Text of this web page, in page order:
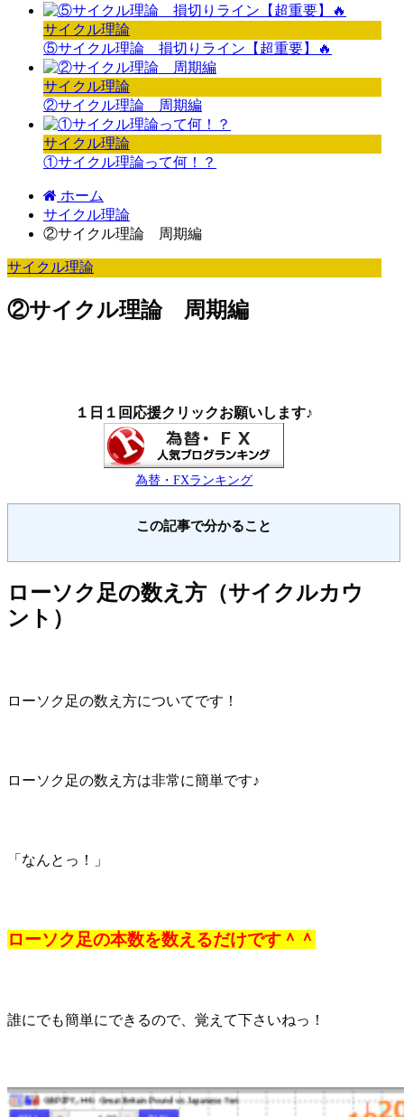
サイクル理論
⑤サイクル理論 損切りライン【超重要】🔥
サイクル理論
②サイクル理論 周期編
サイクル理論
①サイクル理論って何！？
ホーム
サイクル理論
②サイクル理論 周期編
サイクル理論
②サイクル理論 周期編
１日１回応援クリックお願いします♪
為替・FXランキング
この記事で分かること
ローソク足の数え方（サイクルカウ
ント）
ローソク足の数え方についてです！
ローソク足の数え方は非常に簡単です♪
「なんとっ！」
ローソク足の本数を数えるだけです＾＾
誰にでも簡単にできるので、覚えて下さいねっ！